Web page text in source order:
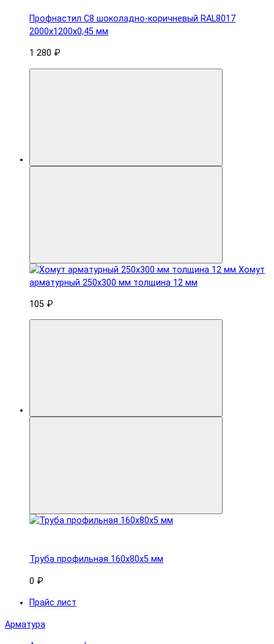
Профнастил С8 шоколадно-коричневый RAL8017
2000х1200х0,45 мм
1 280 ₽
Хомут
арматурный 250x300 мм толщина 12 мм
105 ₽
Труба профильная 160x80х5 мм
0 ₽
Прайс лист
Арматура